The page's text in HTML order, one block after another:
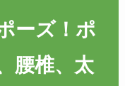
ーズ！ポ
腰椎、太